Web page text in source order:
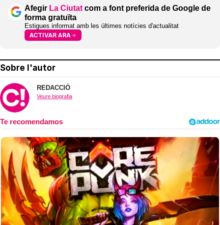
Afegir La Ciutat com a font preferida de Google de
forma gratuïta
Estigues informat amb les últimes notícies d'actualitat
ACTIVAR ARA
Sobre l'autor
REDACCIÓ
Veure biografia